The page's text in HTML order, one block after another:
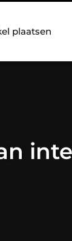
plaatsen